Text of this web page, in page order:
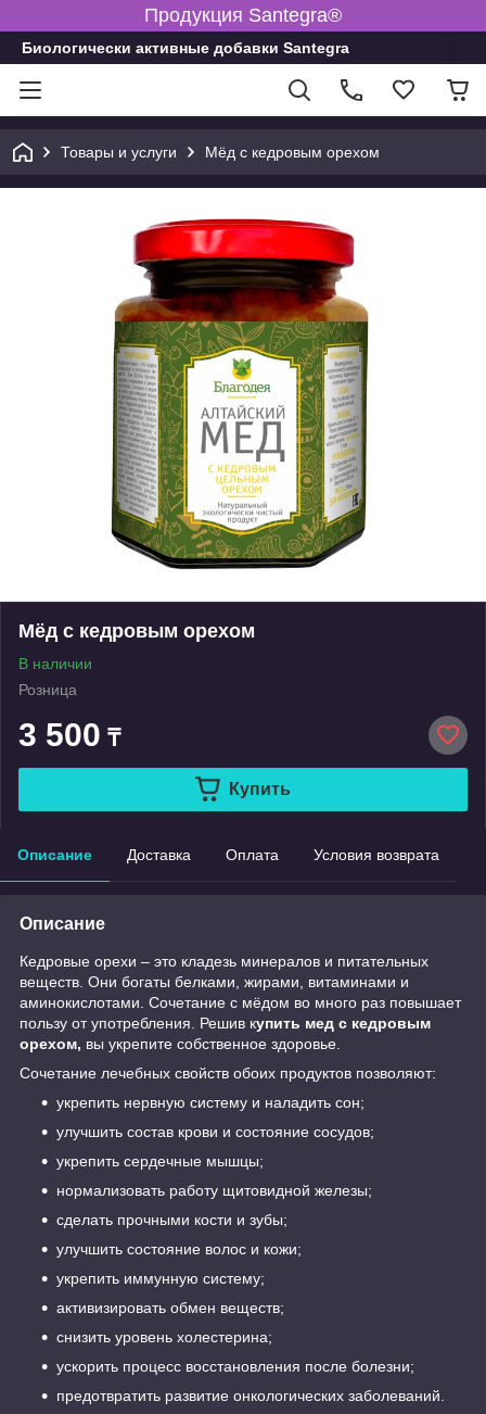
Продукция Santegra®
Биологически активные добавки Santegra
Товары и услуги Мёд с кедровым орехом
Мёд с кедровым орехом
В наличии
Розница
3 500 ₸
Купить
Описание Доставка Оплата Условия возврата
Описание
Кедровые орехи – это кладезь минералов и питательных
веществ. Они богаты белками, жирами, витаминами и
аминокислотами. Сочетание с мёдом во много раз повышает
пользу от употребления. Решив купить мед с кедровым
орехом, вы укрепите собственное здоровье.
Сочетание лечебных свойств обоих продуктов позволяют:
укрепить нервную систему и наладить сон;
улучшить состав крови и состояние сосудов;
укрепить сердечные мышцы;
нормализовать работу щитовидной железы;
сделать прочными кости и зубы;
улучшить состояние волос и кожи;
укрепить иммунную систему;
активизировать обмен веществ;
снизить уровень холестерина;
ускорить процесс восстановления после болезни;
предотвратить развитие онкологических заболеваний.